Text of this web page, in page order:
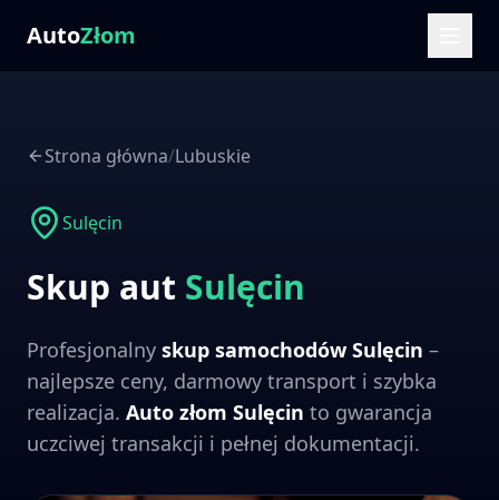
AutoZłom
Strona główna/Lubuskie
Sulęcin
Skup aut Sulęcin
Profesjonalny skup samochodówSulęcin –
najlepsze ceny, darmowy transport i szybka
realizacja. Auto złom Sulęcin to gwarancja
uczciwej transakcji i pełnej dokumentacji.